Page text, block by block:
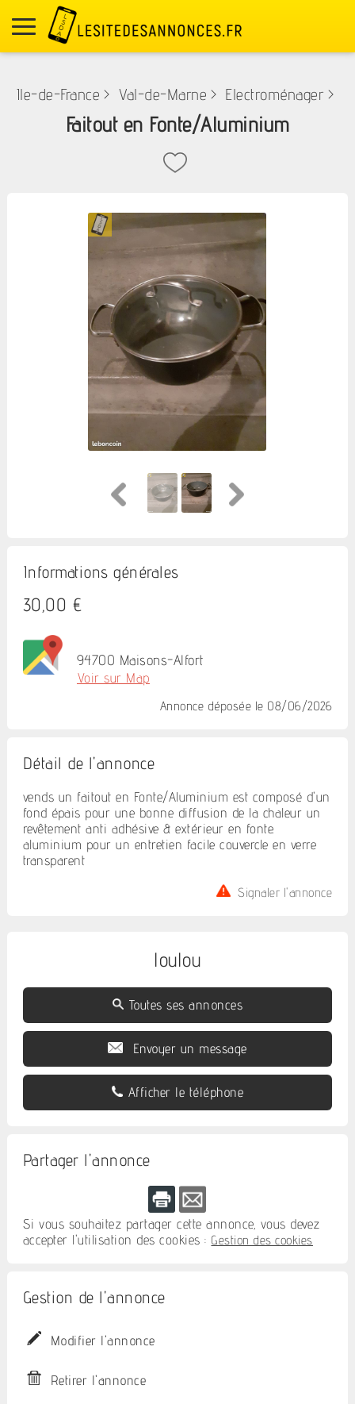
Ile-de-France > Val-de-Marne > Electroménager >
Faitout en Fonte/Aluminium
Informations générales
30,00 €
94700 Maisons-Alfort
Voir sur Map
Annonce déposée le 08/06/2026
Détail de l'annonce
vends un faitout en Fonte/Aluminium est composé d'un
fond épais pour une bonne diffusion de la chaleur un
revêtement anti adhésive & extérieur en fonte.
aluminium pour un entretien facile couvercle en verre
transparent
Signaler l'annonce
loulou
Toutes ses annonces
Envoyer un message
Afficher le téléphone
Partager l'annonce
Si vous souhaitez partager cette annonce, vous devez
accepter l'utilisation des cookies : Gestion des cookies
Gestion de l'annonce
Modifier l'annonce
Retirer l'annonce